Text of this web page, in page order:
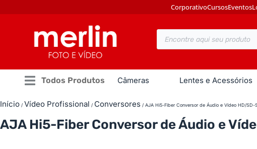
CorporativoCursosEventos
Todos Produtos Câmeras Lentes e Acessórios
Início / Vídeo Profissional / Conversores / AJA Hi5-Fiber Conversor de Áudio e Vídeo HD/SD-
AJA Hi5-Fiber Conversor de Áudio e